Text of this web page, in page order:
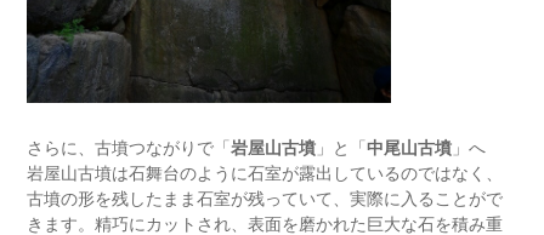
さらに、古墳つながりで「岩屋山古墳 」と「中尾山古墳 」へ
岩屋山古墳は石舞台のように石室が露出しているのではなく、
古墳の形を残したまま石室が残っていて、実際に入ることがで
きます。精巧にカットされ、表面を磨かれた巨大な石を積み重